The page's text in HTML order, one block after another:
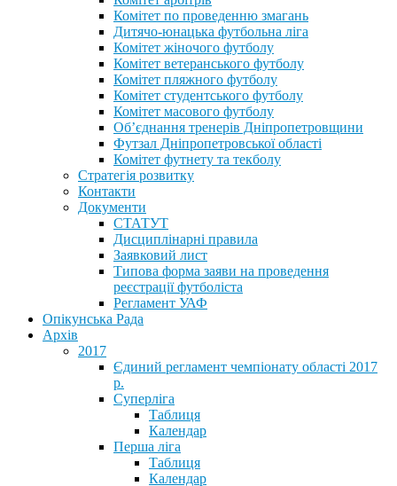
Комітет по проведенню змагань
Дитячо-юнацька футбольна ліга
Комітет жіночого футболу
Комітет ветеранського футболу
Комітет пляжного футболу
Комітет студентського футболу
Комітет масового футболу
Обʼєднання тренерів Дніпропетровщини
Футзал Дніпропетровської області
Комітет футнету та текболу
Стратегія розвитку
Контакти
Документи
СТАТУТ
Дисциплінарні правила
Заявковий лист
Типова форма заяви на проведення
реєстрації футболіста
Регламент УАФ
Опікунська Рада
Архів
2017
Єдиний регламент чемпіонату області 2017
р.
Суперліга
Таблиця
Календар
Перша ліга
Таблиця
Календар